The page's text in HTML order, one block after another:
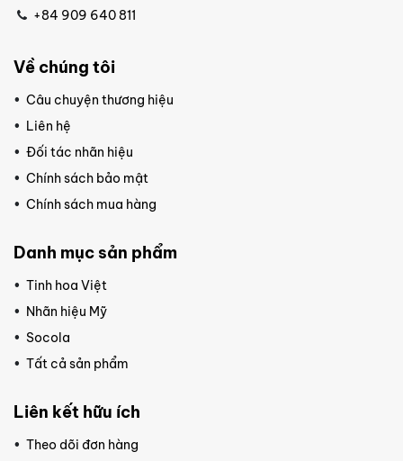
+84 909 640 811
Về chúng tôi
Câu chuyện thương hiệu
Liên hệ
Đối tác nhãn hiệu
Chính sách bảo mật
Chính sách mua hàng
Danh mục sản phẩm
Tinh hoa Việt
Nhãn hiệu Mỹ
Socola
Tất cả sản phẩm
Liên kết hữu ích
Theo dõi đơn hàng